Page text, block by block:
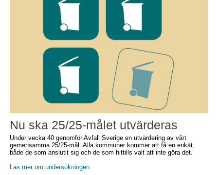
Nu ska 25/25-målet utvärderas
Under vecka 40 genomför Avfall Sverige en utvärdering av vårt
gemensamma 25/25-mål. Alla kommuner kommer att få en enkät,
både de som anslutit sig och de som hittills valt att inte göra det.
Läs mer om undersökningen